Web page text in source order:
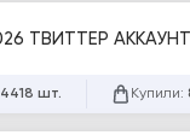
ТВИТТЕР
4418 шт. Купили: